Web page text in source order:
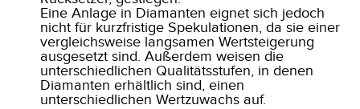
Eine Anlage in Diamanten eignet sich jedoch
nicht für kurzfristige Spekulationen, da sie einer
vergleichsweise langsamen Wertsteigerung
ausgesetzt sind. Außerdem weisen die
unterschiedlichen Qualitätsstufen, in denen
Diamanten erhältlich sind, einen
unterschiedlichen Wertzuwachs auf.